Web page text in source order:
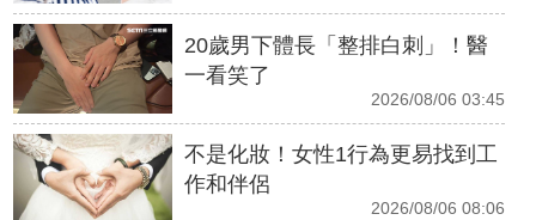
20歲男下體長「整排白刺」！醫
一看笑了
2026/08/06 03:45
不是化妝！女性1行為更易找到工
作和伴侶
2026/08/06 08:06